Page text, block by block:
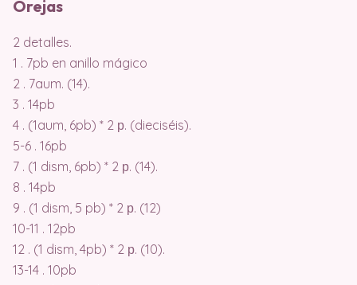
Orejas
2 detalles. ⠀
1 . 7pb en anillo mágico
2 . 7aum. (14).
3 . 14pb
4 . (1aum, 6pb) * 2 р. (dieciséis).
5-6 . 16pb
7 . (1 dism, 6pb) * 2 р. (14).
8 . 14pb
9 . (1 dism, 5 pb) * 2 р. (12)
10-11 . 12pb
12 . (1 dism, 4pb) * 2 р. (10).
13-14 . 10pb